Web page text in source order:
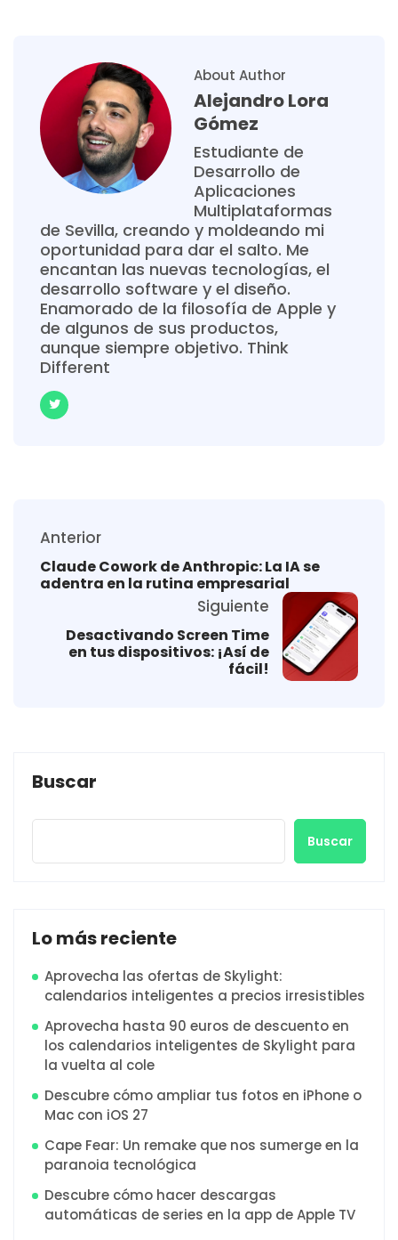
About Author
Alejandro Lora
Gómez
Estudiante de
Desarrollo de
Aplicaciones
Multiplataformas
de Sevilla, creando y moldeando mi
oportunidad para dar el salto. Me
encantan las nuevas tecnologías, el
desarrollo software y el diseño.
Enamorado de la filosofía de Apple y
de algunos de sus productos,
aunque siempre objetivo. Think
Different
Anterior
Claude Cowork de Anthropic: La IA se
adentra en la rutina empresarial
Siguiente
Desactivando Screen Time
en tus dispositivos: ¡Así de
fácil!
Buscar
Buscar
Lo más reciente
Aprovecha las ofertas de Skylight:
calendarios inteligentes a precios irresistibles
Aprovecha hasta 90 euros de descuento en
los calendarios inteligentes de Skylight para
la vuelta al cole
Descubre cómo ampliar tus fotos en iPhone o
Mac con iOS 27
Cape Fear: Un remake que nos sumerge en la
paranoia tecnológica
Descubre cómo hacer descargas
automáticas de series en la app de Apple TV